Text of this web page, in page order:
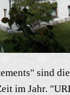
sind
im Jahr.